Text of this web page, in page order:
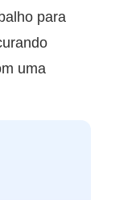
para
uma